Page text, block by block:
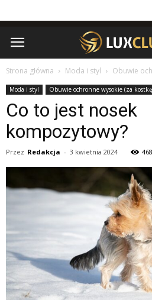
Strona główna Moda i styl Obuwie
Moda i styl Obuwie ochronne wysokie (za
Co to jest nosek
kompozytowy?
Przez Redakcja - 3 kwietnia 2024 468